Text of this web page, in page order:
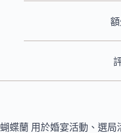
蝴蝶蘭 用於婚宴活動、選局